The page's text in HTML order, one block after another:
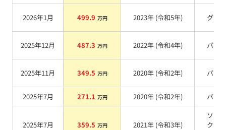
2026年1月 499.9 万円 2023年 (令和5年) グレー
2025年12月 487.3 万円 2022年 (令和4年) パール
2025年11月 349.5 万円 2020年 (令和2年) パール
2025年7月 271.1 万円 2020年 (令和2年) パール
2025年7月 359.5 万円 2021年 (令和3年)
ソニ
クォ